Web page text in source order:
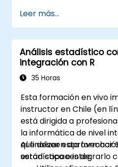
Leer más...
Análisis estadístico
integración con R
35 Horas
Esta formación en vivo
instructor en Chile (en
está dirigida a
la informática de nivel
que deseen aprovechar
estadístico e integrarlo
Al finalizar esta
serán capaces de: